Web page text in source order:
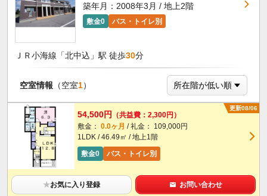
築年月：2008年3月 / 地上2階
敷金0 バス・トイレ別
ＪＲ小海線「北中込」駅 徒歩30分
空室情報 （空室1）
更新08/06
54,500円
（共益費：2,300円）
敷金： 0.0ヶ月 / 礼金： 109,000円
1LDK / 46.49㎡ / 地上1階
敷金0
バス・トイレ別
★お気に入り登録 お問い合わせ